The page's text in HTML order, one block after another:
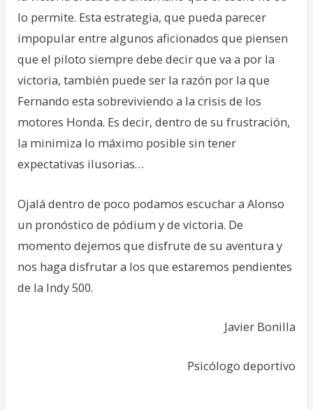
lo permite. Esta estrategia, que pueda parecer
impopular entre algunos aficionados que piensen
que el piloto siempre debe decir que va a por la
victoria, también puede ser la razón por la que
Fernando esta sobreviviendo a la crisis de los
motores Honda. Es decir, dentro de su frustración,
la minimiza lo máximo posible sin tener
expectativas ilusorias…
Ojalá dentro de poco podamos escuchar a Alonso
un pronóstico de pódium y de victoria. De
momento dejemos que disfrute de su aventura y
nos haga disfrutar a los que estaremos pendientes
de la Indy 500.
Javier Bonilla
Psicólogo deportivo